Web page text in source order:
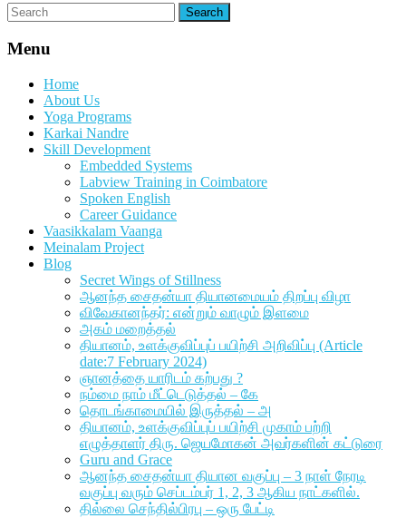
Menu
Home
About Us
Yoga Programs
Karkai Nandre
Skill Development
Embedded Systems
Labview Training in Coimbatore
Spoken English
Career Guidance
Vaasikkalam Vaanga
Meinalam Project
Blog
Secret Wings of Stillness
ஆனந்த சைதன்யா தியானமையம் திறப்பு விழா
விவேகானந்தர்: என்றும் வாழும் இளமை
அகம் மறைத்தல்
தியானம், உளக்குவிப்புப் பயிற்சி அறிவிப்பு (Article
date:7 February 2024)
ஞானத்தை யாரிடம் கற்பது ?
நம்மை நாம் மீட்டெடுத்தல் – கே
தொடங்காமையில் இருத்தல் – அ
தியானம், உளக்குவிப்புப் பயிற்சி முகாம் பற்றி
எழுத்தாளர் திரு. ஜெயமோகன் அவர்களின் கட்டுரை
Guru and Grace
ஆனந்த சைதன்யா தியான வகுப்பு – 3 நாள் நேரடி
வகுப்பு வரும் செப்டம்பர் 1, 2, 3 ஆகிய நாட்களில்.
தில்லை செந்தில்பிரபு – ஒரு பேட்டி